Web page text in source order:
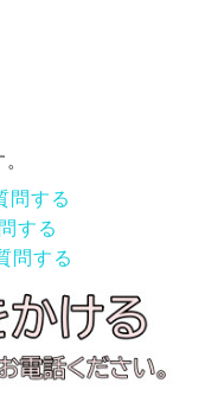
問する
する
問する